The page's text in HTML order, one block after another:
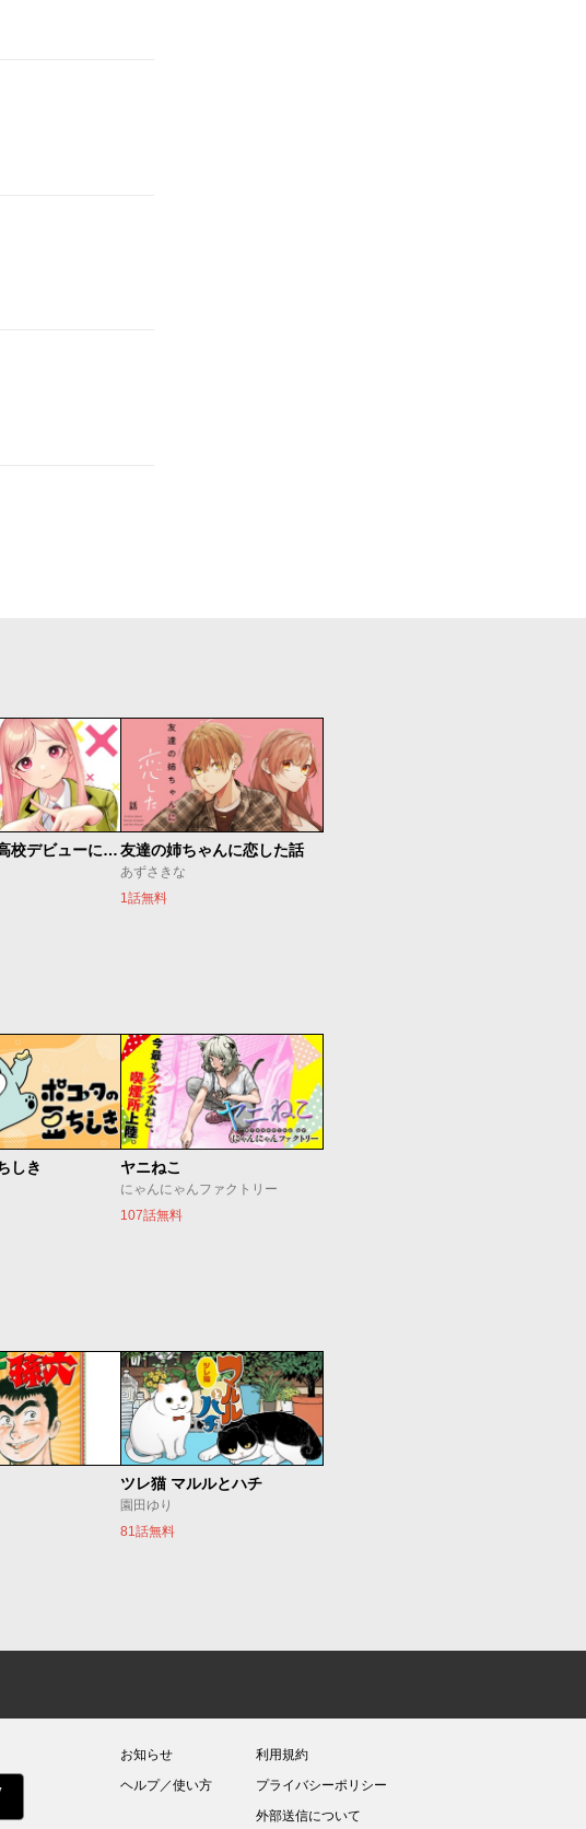
楠木さんは高校デビューに失敗している友達の姉ちゃんに恋した話
あずさきな
1話無料
しき ヤニねこ
にゃんにゃんファクトリー
107話無料
ツレ猫 マルルとハチ
園田ゆり
81話無料
お知らせ
ヘルプ／使い方
利用規約
プライバシーポリシー
外部送信について